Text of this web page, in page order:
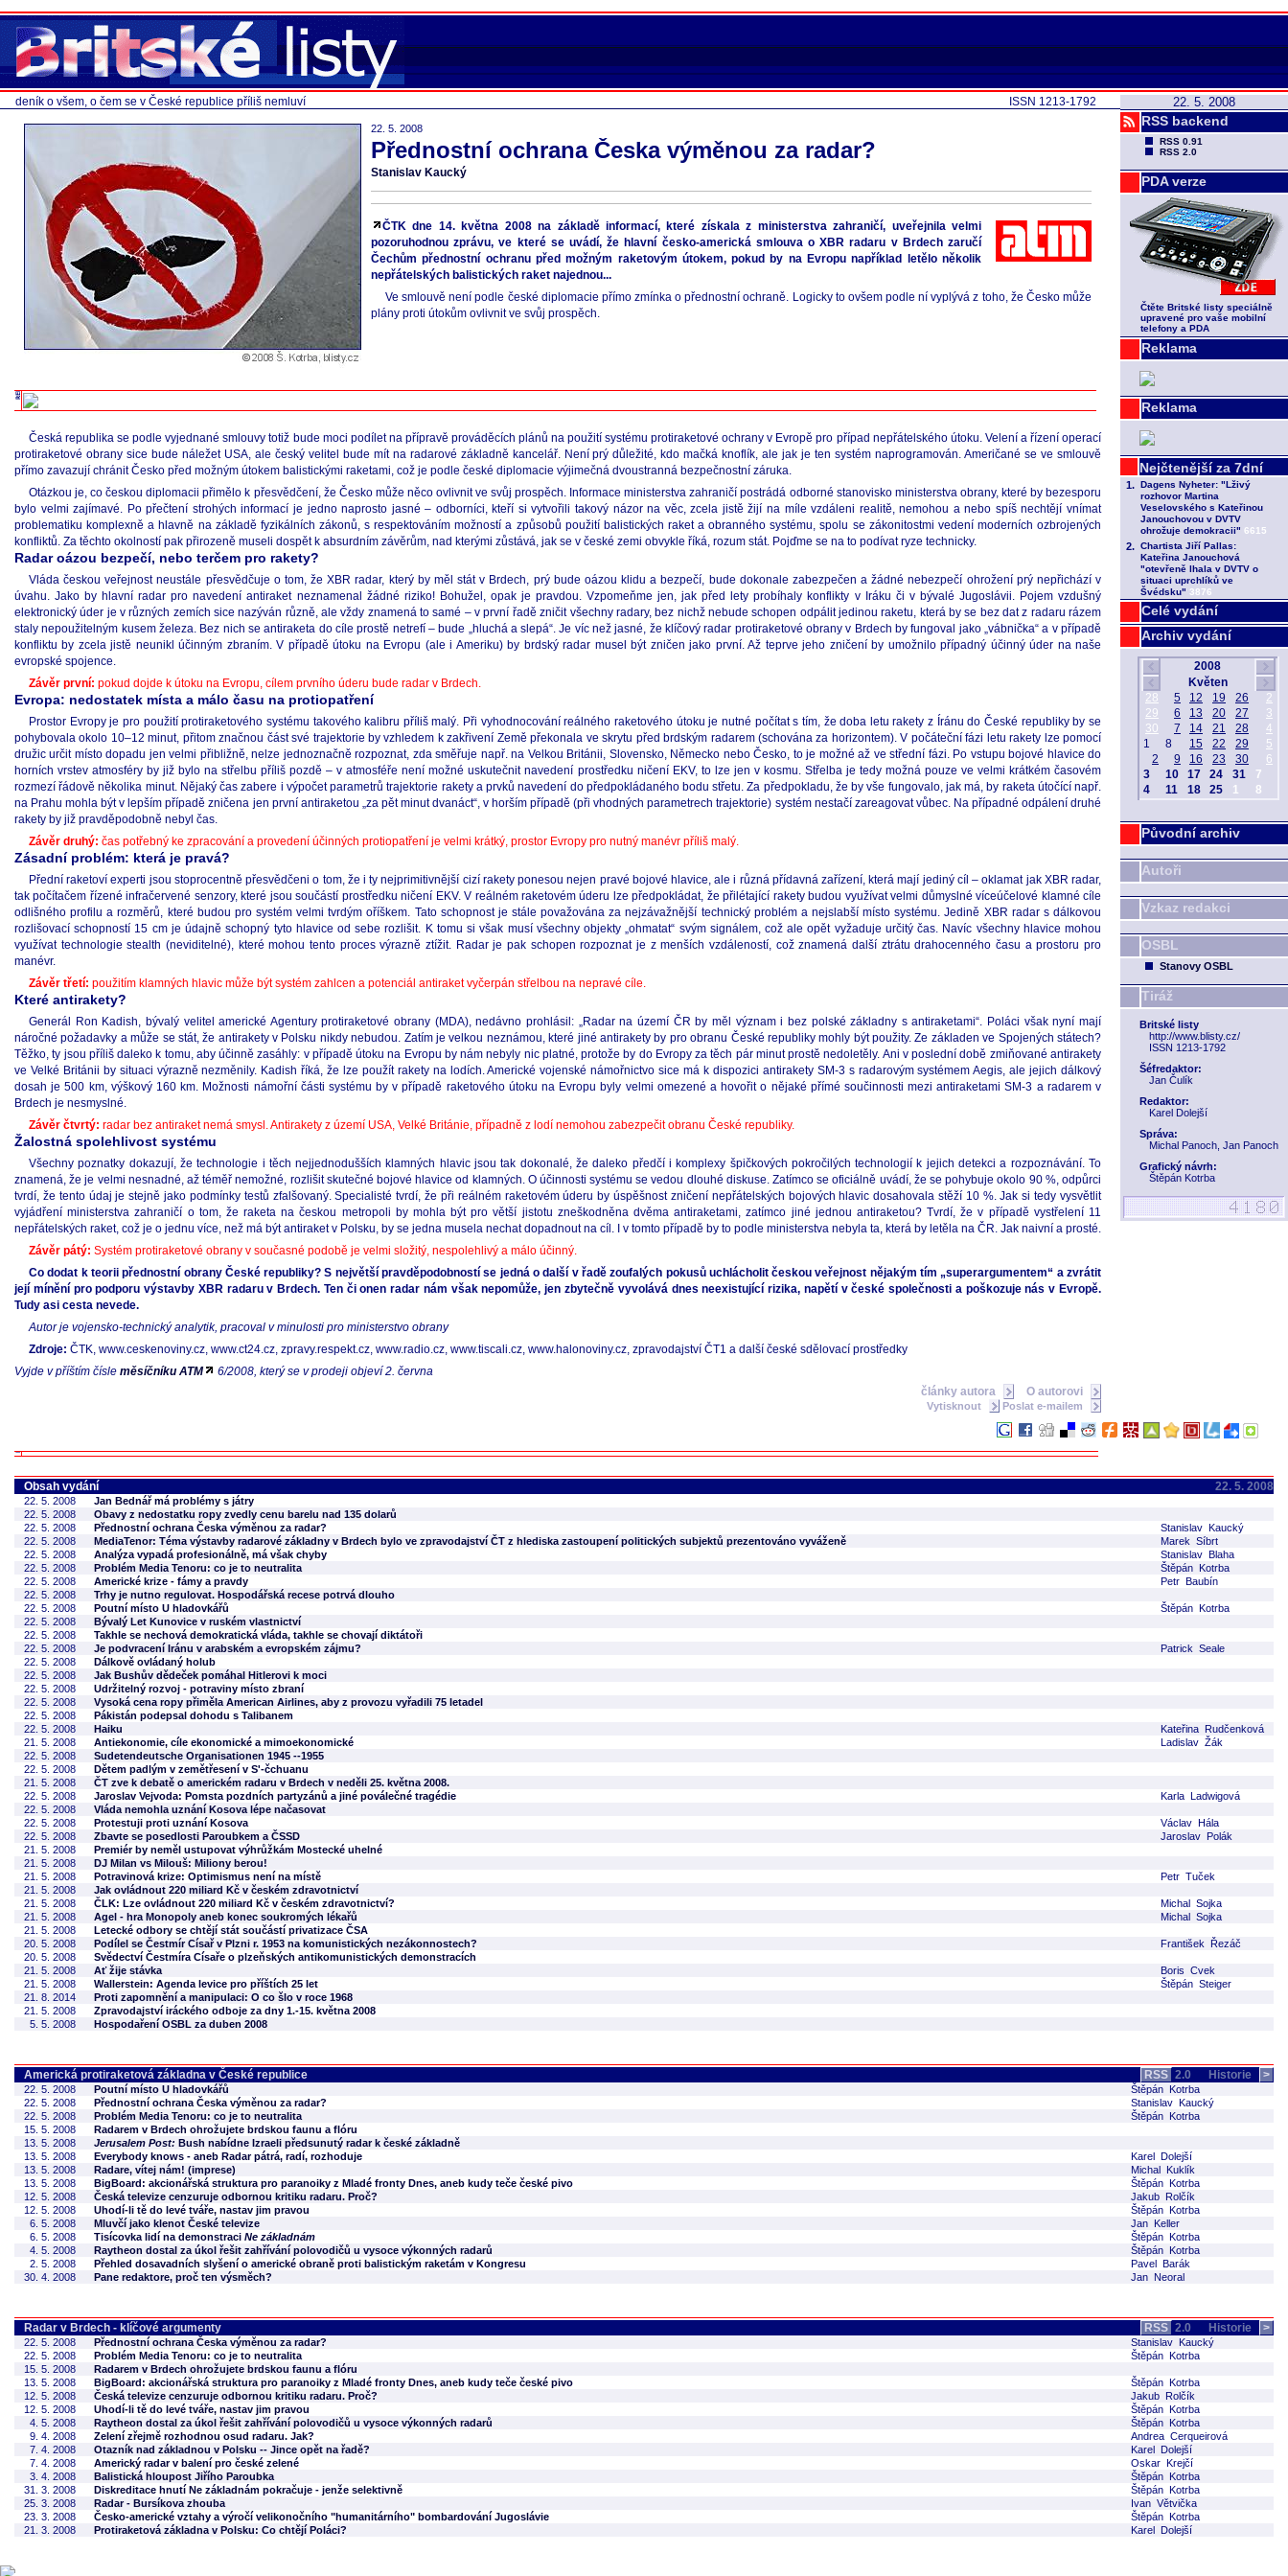
22. 5. 2008
RSS backend
RSS 0.91
RSS 2.0
PDA verze
Čtěte Britské listy speciálně
upravené pro vaše mobilní
telefony a PDA
Reklama
Reklama
Celé vydání
Archiv vydání
Původní archiv
Autoři
Vzkaz redakci
OSBL
Stanovy OSBL
Tiráž
Britské listy
http://www.blisty.cz/
ISSN 1213-1792
Šéfredaktor:
Jan Čulík
Redaktor:
Karel Dolejší
Správa:
Michal Panoch, Jan Panoch
Grafický návrh:
Štěpán Kotrba
ISSN 1213-1792
deník o všem, o čem se v České republice příliš nemluví
22. 5. 2008
Přednostní ochrana Česka výměnou za radar?
Stanislav Kaucký
ČTK dne 14. května 2008 na základě informací, které získala z ministerstva zahraničí, uveřejnila velmi
pozoruhodnou zprávu, ve které se uvádí, že hlavní česko-americká smlouva o XBR radaru v Brdech zaručí
Čechům přednostní ochranu před možným raketovým útokem, pokud by na Evropu například letělo několik
nepřátelských balistických raket najednou...
Ve smlouvě není podle české diplomacie přímo zmínka o přednostní ochraně. Logicky to ovšem podle ní vyplývá z toho, že Česko může
plány proti útokům ovlivnit ve svůj prospěch.
Česká republika se podle vyjednané smlouvy totiž bude moci podílet na přípravě prováděcích plánů na použití systému protiraketové ochrany v Evropě pro případ nepřátelského útoku. Velení a řízení operací
protiraketové obrany sice bude náležet USA, ale český velitel bude mít na radarové základně kancelář. Není prý důležité, kdo mačká knoflík, ale jak je ten systém naprogramován. Američané se ve smlouvě
přímo zavazují chránit Česko před možným útokem balistickými raketami, což je podle české diplomacie výjimečná dvoustranná bezpečnostní záruka.
Otázkou je, co českou diplomacii přimělo k přesvědčení, že Česko může něco ovlivnit ve svůj prospěch. Informace ministerstva zahraničí postrádá odborné stanovisko ministerstva obrany, které by bezesporu
bylo velmi zajímavé. Po přečtení strohých informací je jedno naprosto jasné – odborníci, kteří si vytvořili takový názor na věc, zcela jistě žijí na míle vzdáleni realitě, nemohou a nebo spíš nechtějí vnímat
problematiku komplexně a hlavně na základě fyzikálních zákonů, s respektováním možností a způsobů použití balistických raket a obranného systému, spolu se zákonitostmi vedení moderních ozbrojených
konfliktů. Za těchto okolností pak přirozeně museli dospět k absurdním závěrům, nad kterými zůstává, jak se v české zemi obvykle říká, rozum stát. Pojďme se na to podívat ryze technicky.
Radar oázou bezpečí, nebo terčem pro rakety?
Vláda českou veřejnost neustále přesvědčuje o tom, že XBR radar, který by měl stát v Brdech, prý bude oázou klidu a bezpečí, bude dokonale zabezpečen a žádné nebezpečí ohrožení prý nepřichází v
úvahu. Jako by hlavní radar pro navedení antiraket neznamenal žádné riziko! Bohužel, opak je pravdou. Vzpomeňme jen, jak před lety probíhaly konflikty v Iráku či v bývalé Jugoslávii. Pojem vzdušný
elektronický úder je v různých zemích sice nazýván různě, ale vždy znamená to samé – v první řadě zničit všechny radary, bez nichž nebude schopen odpálit jedinou raketu, která by se bez dat z radaru rázem
staly nepoužitelným kusem železa. Bez nich se antiraketa do cíle prostě netrefí – bude „hluchá a slepá“. Je víc než jasné, že klíčový radar protiraketové obrany v Brdech by fungoval jako „vábnička“ a v případě
konfliktu by zcela jistě neunikl účinným zbraním. V případě útoku na Evropu (ale i Ameriku) by brdský radar musel být zničen jako první. Až teprve jeho zničení by umožnilo případný účinný úder na naše
evropské spojence.
Závěr první: pokud dojde k útoku na Evropu, cílem prvního úderu bude radar v Brdech.
Evropa: nedostatek místa a málo času na protiopatření
Prostor Evropy je pro použití protiraketového systému takového kalibru příliš malý. Při vyhodnocování reálného raketového útoku je nutné počítat s tím, že doba letu rakety z Íránu do České republiky by se
pohybovala okolo 10–12 minut, přitom značnou část své trajektorie by vzhledem k zakřivení Země překonala ve skrytu před brdským radarem (schována za horizontem). V počáteční fázi letu rakety lze pomocí
družic určit místo dopadu jen velmi přibližně, nelze jednoznačně rozpoznat, zda směřuje např. na Velkou Británii, Slovensko, Německo nebo Česko, to je možné až ve střední fázi. Po vstupu bojové hlavice do
horních vrstev atmosféry by již bylo na střelbu příliš pozdě – v atmosféře není možné uskutečnit navedení prostředku ničení EKV, to lze jen v kosmu. Střelba je tedy možná pouze ve velmi krátkém časovém
rozmezí řádově několika minut. Nějaký čas zabere i výpočet parametrů trajektorie rakety a prvků navedení do předpokládaného bodu střetu. Za předpokladu, že by vše fungovalo, jak má, by raketa útočící např.
na Prahu mohla být v lepším případě zničena jen první antiraketou „za pět minut dvanáct“, v horším případě (při vhodných parametrech trajektorie) systém nestačí zareagovat vůbec. Na případné odpálení druhé
rakety by již pravděpodobně nebyl čas.
Závěr druhý: čas potřebný ke zpracování a provedení účinných protiopatření je velmi krátký, prostor Evropy pro nutný manévr příliš malý.
Zásadní problém: která je pravá?
Přední raketoví experti jsou stoprocentně přesvědčeni o tom, že i ty nejprimitivnější cizí rakety ponesou nejen pravé bojové hlavice, ale i různá přídavná zařízení, která mají jediný cíl – oklamat jak XBR radar,
tak počítačem řízené infračervené senzory, které jsou součástí prostředku ničení EKV. V reálném raketovém úderu lze předpokládat, že přilétající rakety budou využívat velmi důmyslné víceúčelové klamné cíle
odlišného profilu a rozměrů, které budou pro systém velmi tvrdým oříškem. Tato schopnost je stále považována za nejzávažnější technický problém a nejslabší místo systému. Jedině XBR radar s dálkovou
rozlišovací schopností 15 cm je údajně schopný tyto hlavice od sebe rozlišit. K tomu si však musí všechny objekty „ohmatat“ svým signálem, což ale opět vyžaduje určitý čas. Navíc všechny hlavice mohou
využívat technologie stealth (neviditelné), které mohou tento proces výrazně ztížit. Radar je pak schopen rozpoznat je z menších vzdáleností, což znamená další ztrátu drahocenného času a prostoru pro
manévr.
Závěr třetí: použitím klamných hlavic může být systém zahlcen a potenciál antiraket vyčerpán střelbou na nepravé cíle.
Které antirakety?
Generál Ron Kadish, bývalý velitel americké Agentury protiraketové obrany (MDA), nedávno prohlásil: „Radar na území ČR by měl význam i bez polské základny s antiraketami“. Poláci však nyní mají
náročné požadavky a může se stát, že antirakety v Polsku nikdy nebudou. Zatím je velkou neznámou, které jiné antirakety by pro obranu České republiky mohly být použity. Ze základen ve Spojených státech?
Těžko, ty jsou příliš daleko k tomu, aby účinně zasáhly: v případě útoku na Evropu by nám nebyly nic platné, protože by do Evropy za těch pár minut prostě nedoletěly. Ani v poslední době zmiňované antirakety
ve Velké Británii by situaci výrazně nezměnily. Kadish říká, že lze použít rakety na lodích. Americké vojenské námořnictvo sice má k dispozici antirakety SM-3 s radarovým systémem Aegis, ale jejich dálkový
dosah je 500 km, výškový 160 km. Možnosti námořní části systému by v případě raketového útoku na Evropu byly velmi omezené a hovořit o nějaké přímé součinnosti mezi antiraketami SM-3 a radarem v
Brdech je nesmyslné.
Závěr čtvrtý: radar bez antiraket nemá smysl. Antirakety z území USA, Velké Británie, případně z lodí nemohou zabezpečit obranu České republiky.
Žalostná spolehlivost systému
Všechny poznatky dokazují, že technologie i těch nejjednodušších klamných hlavic jsou tak dokonalé, že daleko předčí i komplexy špičkových pokročilých technologií k jejich detekci a rozpoznávání. To
znamená, že je velmi nesnadné, až téměř nemožné, rozlišit skutečné bojové hlavice od klamných. O účinnosti systému se vedou dlouhé diskuse. Zatímco se oficiálně uvádí, že se pohybuje okolo 90 %, odpůrci
tvrdí, že tento údaj je stejně jako podmínky testů zfalšovaný. Specialisté tvrdí, že při reálném raketovém úderu by úspěšnost zničení nepřátelských bojových hlavic dosahovala stěží 10 %. Jak si tedy vysvětlit
vyjádření ministerstva zahraničí o tom, že raketa na českou metropoli by mohla být pro větší jistotu zneškodněna dvěma antiraketami, zatímco jiné jednou antiraketou? Tvrdí, že v případě vystřelení 11
nepřátelských raket, což je o jednu více, než má být antiraket v Polsku, by se jedna musela nechat dopadnout na cíl. I v tomto případě by to podle ministerstva nebyla ta, která by letěla na ČR. Jak naivní a prosté.
Závěr pátý: Systém protiraketové obrany v současné podobě je velmi složitý, nespolehlivý a málo účinný.
Co dodat k teorii přednostní obrany České republiky? S největší pravděpodobností se jedná o další v řadě zoufalých pokusů uchlácholit českou veřejnost nějakým tím „superargumentem“ a zvrátit
její mínění pro podporu výstavby XBR radaru v Brdech. Ten či onen radar nám však nepomůže, jen zbytečně vyvolává dnes neexistující rizika, napětí v české společnosti a poškozuje nás v Evropě.
Tudy asi cesta nevede.
Autor je vojensko-technický analytik, pracoval v minulosti pro ministerstvo obrany
Zdroje: ČTK, www.ceskenoviny.cz, www.ct24.cz, zpravy.respekt.cz, www.radio.cz, www.tiscali.cz, www.halonoviny.cz, zpravodajství ČT1 a další české sdělovací prostředky
Vyjde v příštím čísle měsíčníku ATM
6/2008, který se v prodeji objeví 2. června
články autora
O autorovi
Vytisknout Poslat e-mailem
Obsah vydání 22. 5. 2008
22. 5. 2008
Jan Bednář má problémy s játry
22. 5. 2008
Obavy z nedostatku ropy zvedly cenu barelu nad 135 dolarů
22. 5. 2008
Přednostní ochrana Česka výměnou za radar?
Stanislav Kaucký
22. 5. 2008
MediaTenor: Téma výstavby radarové základny v Brdech bylo ve zpravodajství ČT z hlediska zastoupení politických subjektů prezentováno vyváženě
Marek Síbrt
22. 5. 2008
Analýza vypadá profesionálně, má však chyby
Stanislav Blaha
22. 5. 2008
Problém Media Tenoru: co je to neutralita
Štěpán Kotrba
22. 5. 2008
Americké krize - fámy a pravdy
Petr Baubín
22. 5. 2008
Trhy je nutno regulovat. Hospodářská recese potrvá dlouho
22. 5. 2008
Poutní místo U hladovkářů
Štěpán Kotrba
22. 5. 2008
Bývalý Let Kunovice v ruském vlastnictví
22. 5. 2008
Takhle se nechová demokratická vláda, takhle se chovají diktátoři
22. 5. 2008
Je podvracení Iránu v arabském a evropském zájmu?
Patrick Seale
22. 5. 2008
Dálkově ovládaný holub
22. 5. 2008
Jak Bushův dědeček pomáhal Hitlerovi k moci
22. 5. 2008
Udržitelný rozvoj - potraviny místo zbraní
22. 5. 2008
Vysoká cena ropy přiměla American Airlines, aby z provozu vyřadili 75 letadel
22. 5. 2008
Pákistán podepsal dohodu s Talibanem
22. 5. 2008
Haiku
Kateřina Rudčenková
21. 5. 2008
Antiekonomie, cíle ekonomické a mimoekonomické
Ladislav Žák
22. 5. 2008
Sudetendeutsche Organisationen 1945 --1955
22. 5. 2008
Dětem padlým v zemětřesení v S'-čchuanu
21. 5. 2008
ČT zve k debatě o americkém radaru v Brdech v neděli 25. května 2008.
22. 5. 2008
Jaroslav Vejvoda: Pomsta pozdních partyzánů a jiné poválečné tragédie
Karla Ladwigová
22. 5. 2008
Vláda nemohla uznání Kosova lépe načasovat
22. 5. 2008
Protestuji proti uznání Kosova
Václav Hála
22. 5. 2008
Zbavte se posedlosti Paroubkem a ČSSD
Jaroslav Polák
21. 5. 2008
Premiér by neměl ustupovat výhrůžkám Mostecké uhelné
21. 5. 2008
DJ Milan vs Milouš: Miliony berou!
21. 5. 2008
Potravinová krize: Optimismus není na místě
Petr Tuček
21. 5. 2008
Jak ovládnout 220 miliard Kč v českém zdravotnictví
21. 5. 2008
ČLK: Lze ovládnout 220 miliard Kč v českém zdravotnictví?
Michal Sojka
21. 5. 2008
Agel - hra Monopoly aneb konec soukromých lékařů
Michal Sojka
21. 5. 2008
Letecké odbory se chtějí stát součástí privatizace ČSA
20. 5. 2008
Podílel se Čestmír Císař v Plzni r. 1953 na komunistických nezákonnostech?
František Řezáč
20. 5. 2008
Svědectví Čestmíra Císaře o plzeňských antikomunistických demonstracích
21. 5. 2008
Ať žije stávka
Boris Cvek
21. 5. 2008
Wallerstein: Agenda levice pro příštích 25 let
Štěpán Steiger
21. 8. 2014
Proti zapomnění a manipulaci: O co šlo v roce 1968
21. 5. 2008
Zpravodajství iráckého odboje za dny 1.-15. května 2008
5. 5. 2008
Hospodaření OSBL za duben 2008
Americká protiraketová základna v České republice RSS 2.0 Historie >
22. 5. 2008 Poutní místo U hladovkářů
Štěpán Kotrba
22. 5. 2008
Přednostní ochrana Česka výměnou za radar?
Stanislav Kaucký
22. 5. 2008
Problém Media Tenoru: co je to neutralita
Štěpán Kotrba
15. 5. 2008
Radarem v Brdech ohrožujete brdskou faunu a flóru
13. 5. 2008
Jerusalem Post: Bush nabídne Izraeli předsunutý radar k české základně
13. 5. 2008
Everybody knows - aneb Radar pátrá, radí, rozhoduje
Karel Dolejší
13. 5. 2008
Radare, vítej nám! (imprese)
Michal Kuklík
13. 5. 2008
BigBoard: akcionářská struktura pro paranoiky z Mladé fronty Dnes, aneb kudy teče české pivo
Štěpán Kotrba
12. 5. 2008
Česká televize cenzuruje odbornou kritiku radaru. Proč?
Jakub Rolčík
12. 5. 2008
Uhodí-li tě do levé tváře, nastav jim pravou
Štěpán Kotrba
6. 5. 2008
Mluvčí jako klenot České televize
Jan Keller
6. 5. 2008
Tisícovka lidí na demonstraci Ne základnám
Štěpán Kotrba
4. 5. 2008
Raytheon dostal za úkol řešit zahřívání polovodičů u vysoce výkonných radarů
Štěpán Kotrba
2. 5. 2008
Přehled dosavadních slyšení o americké obraně proti balistickým raketám v Kongresu
Pavel Barák
30. 4. 2008
Pane redaktore, proč ten výsměch? Jan Neoral
Radar v Brdech - klíčové argumenty RSS 2.0 Historie >
22. 5. 2008 Přednostní ochrana Česka výměnou za radar?
Stanislav Kaucký
22. 5. 2008
Problém Media Tenoru: co je to neutralita
Štěpán Kotrba
15. 5. 2008
Radarem v Brdech ohrožujete brdskou faunu a flóru
13. 5. 2008
BigBoard: akcionářská struktura pro paranoiky z Mladé fronty Dnes, aneb kudy teče české pivo
Štěpán Kotrba
12. 5. 2008
Česká televize cenzuruje odbornou kritiku radaru. Proč?
Jakub Rolčík
12. 5. 2008
Uhodí-li tě do levé tváře, nastav jim pravou
Štěpán Kotrba
4. 5. 2008
Raytheon dostal za úkol řešit zahřívání polovodičů u vysoce výkonných radarů
Štěpán Kotrba
9. 4. 2008
Zelení zřejmě rozhodnou osud radaru. Jak?
Andrea Cerqueirová
7. 4. 2008
Otazník nad základnou v Polsku -- Jince opět na řadě?
Karel Dolejší
7. 4. 2008
Americký radar v balení pro české zelené
Oskar Krejčí
3. 4. 2008
Balistická hloupost Jiřího Paroubka
Štěpán Kotrba
31. 3. 2008
Diskreditace hnutí Ne základnám pokračuje - jenže selektivně
Štěpán Kotrba
25. 3. 2008
Radar - Bursíkova zhouba
Ivan Větvička
23. 3. 2008
Česko-americké vztahy a výročí velikonočního "humanitárního" bombardování Jugoslávie
Štěpán Kotrba
21. 3. 2008
Protiraketová základna v Polsku: Co chtějí Poláci? Karel Dolejší